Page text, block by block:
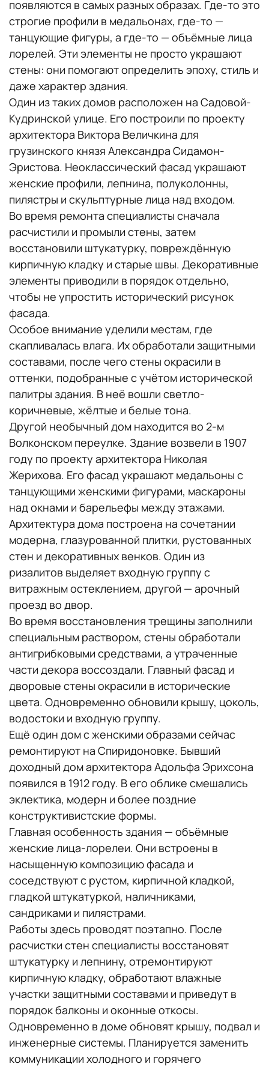
появляются в самых разных образах. Где-то это
строгие профили в медальонах, где-то —
танцующие фигуры, а где-то — объёмные лица
лорелей. Эти элементы не просто украшают
стены: они помогают определить эпоху, стиль и
даже характер здания.
Один из таких домов расположен на Садовой-
Кудринской улице. Его построили по проекту
архитектора Виктора Величкина для
грузинского князя Александра Сидамон-
Эристова. Неоклассический фасад украшают
женские профили, лепнина, полуколонны,
пилястры и скульптурные лица над входом.
Во время ремонта специалисты сначала
расчистили и промыли стены, затем
восстановили штукатурку, повреждённую
кирпичную кладку и старые швы. Декоративные
элементы приводили в порядок отдельно,
чтобы не упростить исторический рисунок
фасада.
Особое внимание уделили местам, где
скапливалась влага. Их обработали защитными
составами, после чего стены окрасили в
оттенки, подобранные с учётом исторической
палитры здания. В неё вошли светло-
коричневые, жёлтые и белые тона.
Другой необычный дом находится во 2-м
Волконском переулке. Здание возвели в 1907
году по проекту архитектора Николая
Жерихова. Его фасад украшают медальоны с
танцующими женскими фигурами, маскароны
над окнами и барельефы между этажами.
Архитектура дома построена на сочетании
модерна, глазурованной плитки, рустованных
стен и декоративных венков. Один из
ризалитов выделяет входную группу с
витражным остеклением, другой — арочный
проезд во двор.
Во время восстановления трещины заполнили
специальным раствором, стены обработали
антигрибковыми средствами, а утраченные
части декора воссоздали. Главный фасад и
дворовые стены окрасили в исторические
цвета. Одновременно обновили крышу, цоколь,
водостоки и входную группу.
Ещё один дом с женскими образами сейчас
ремонтируют на Спиридоновке. Бывший
доходный дом архитектора Адольфа Эрихсона
появился в 1912 году. В его облике смешались
эклектика, модерн и более поздние
конструктивистские формы.
Главная особенность здания — объёмные
женские лица-лорелеи. Они встроены в
насыщенную композицию фасада и
соседствуют с рустом, кирпичной кладкой,
гладкой штукатуркой, наличниками,
сандриками и пилястрами.
Работы здесь проводят поэтапно. После
расчистки стен специалисты восстановят
штукатурку и лепнину, отремонтируют
кирпичную кладку, обработают влажные
участки защитными составами и приведут в
порядок балконы и оконные откосы.
Одновременно в доме обновят крышу, подвал и
инженерные системы. Планируется заменить
коммуникации холодного и горячего